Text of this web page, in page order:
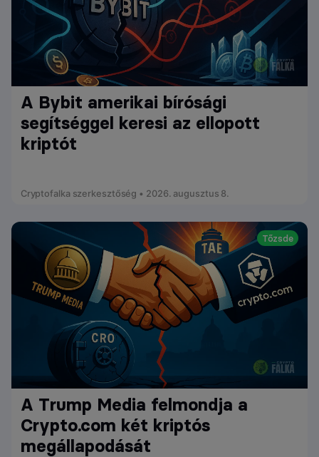
A Bybit amerikai bírósági
segítséggel keresi az ellopott
kriptót
Cryptofalka szerkesztőség • 2026. augusztus 8.
Tőzsde
A Trump Media felmondja a
Crypto.com két kriptós
megállapodását